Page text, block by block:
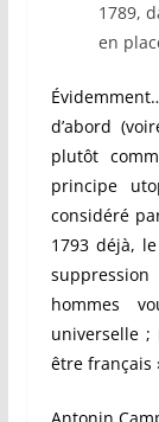
1789,
en
d’abord
plutôt
principe
considéré
1793 déjà,
hommes
universelle ;
être français